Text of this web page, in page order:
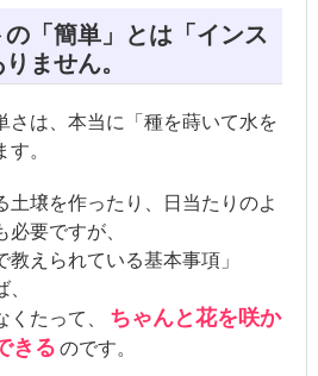
「簡単」とは「インス
ません。
さは、本当に「種を蒔いて水を
。
土壌を作ったり、日当たりのよ
要ですが、
教えられている基本事項」
たって、
ちゃんと花を咲か
きる のです。